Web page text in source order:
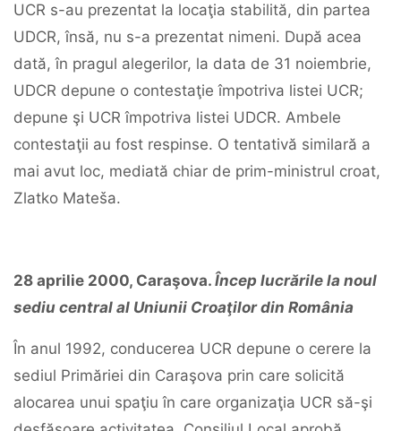
UCR s-au prezentat la locaţia stabilită, din partea
UDCR, însă, nu s-a prezentat nimeni. După acea
dată, în pragul alegerilor, la data de 31 noiembrie,
UDCR depune o contestaţie împotriva listei UCR;
depune şi UCR împotriva listei UDCR. Ambele
contestaţii au fost respinse. O tentativă similară a
mai avut loc, mediată chiar de prim-ministrul croat,
Zlatko Mateša.
28 aprilie 2000, Caraşova. Încep lucrările la noul
sediu central al Uniunii Croaţilor din România
În anul 1992, conducerea UCR depune o cerere la
sediul Primăriei din Caraşova prin care solicită
alocarea unui spaţiu în care organizaţia UCR să-şi